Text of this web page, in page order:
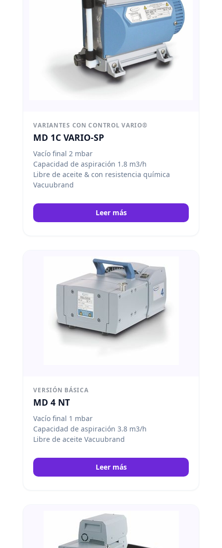
VARIANTES CON CONTROL VARIO®
MD 1C VARIO-SP
Vacío final 2 mbar
Capacidad de aspiración 1.8 m3/h
Libre de aceite & con resistencia química
Vacuubrand
Leer más
VERSIÓN BÁSICA
MD 4 NT
Vacío final 1 mbar
Capacidad de aspiración 3.8 m3/h
Libre de aceite Vacuubrand
Leer más